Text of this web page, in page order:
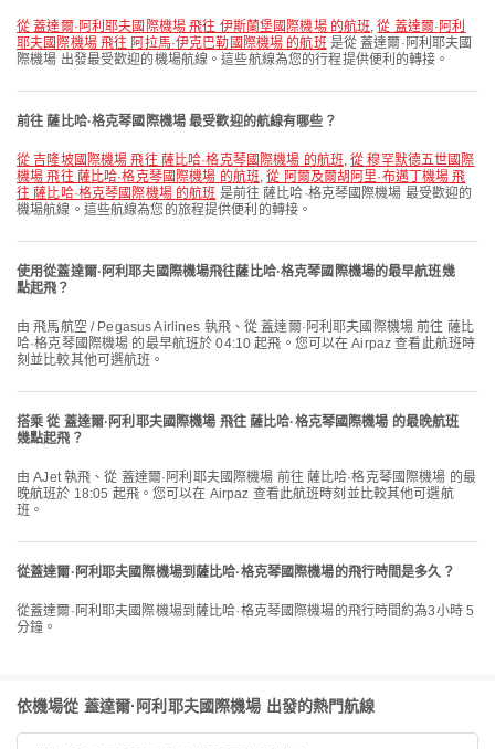
從 蓋達爾·阿利耶夫國際機場 飛往 伊斯蘭堡國際機場 的航班,從 蓋達爾·阿利
耶夫國際機場 飛往 阿拉馬·伊克巴勒國際機場 的航班 是從 蓋達爾·阿利耶夫國
際機場 出發最受歡迎的機場航線。這些航線為您的行程提供便利的轉接。
前往 薩比哈·格克琴國際機場 最受歡迎的航線有哪些？
從 吉隆坡國際機場 飛往 薩比哈·格克琴國際機場 的航班,從 穆罕默德五世國際
機場 飛往 薩比哈·格克琴國際機場 的航班,從 阿爾及爾胡阿里·布邁丁機場 飛
往 薩比哈·格克琴國際機場 的航班 是前往 薩比哈·格克琴國際機場 最受歡迎的
機場航線。這些航線為您的旅程提供便利的轉接。
使用從蓋達爾·阿利耶夫國際機場飛往薩比哈·格克琴國際機場的最早航班幾
點起飛？
由 飛馬航空 / Pegasus Airlines 執飛、從 蓋達爾·阿利耶夫國際機場 前往 薩比
哈·格克琴國際機場 的最早航班於 04:10 起飛。您可以在 Airpaz 查看此航班時
刻並比較其他可選航班。
搭乘 從 蓋達爾·阿利耶夫國際機場 飛往 薩比哈·格克琴國際機場 的最晚航班
幾點起飛？
由 AJet 執飛、從 蓋達爾·阿利耶夫國際機場 前往 薩比哈·格克琴國際機場 的最
晚航班於 18:05 起飛。您可以在 Airpaz 查看此航班時刻並比較其他可選航
班。
從蓋達爾·阿利耶夫國際機場到薩比哈·格克琴國際機場的飛行時間是多久？
從蓋達爾·阿利耶夫國際機場到薩比哈·格克琴國際機場的飛行時間約為3小時 5
分鐘。
依機場從 蓋達爾·阿利耶夫國際機場 出發的熱門航線